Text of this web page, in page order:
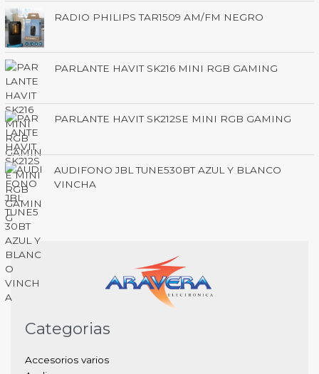
RADIO PHILIPS TAR1509 AM/FM NEGRO
PARLANTE HAVIT SK216 MINI RGB GAMING
PARLANTE HAVIT SK212SE MINI RGB GAMING
AUDIFONO JBL TUNE530BT AZUL Y BLANCO
VINCHA
Categorias
Accesorios varios